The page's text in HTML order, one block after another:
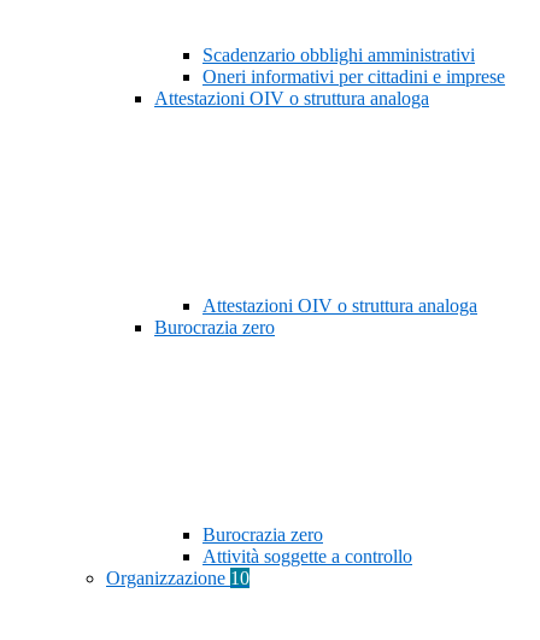
Scadenzario obblighi amministrativi
Oneri informativi per cittadini e imprese
Attestazioni OIV o struttura analoga
Attestazioni OIV o struttura analoga
Burocrazia zero
Burocrazia zero
Attività soggette a controllo
Organizzazione 10